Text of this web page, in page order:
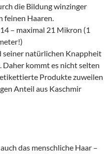
die Bildung winzinger
feinen Haaren.
– maximal 21 Mikron (1
seiner natürlichen Knappheit
Daher kommt es nicht selten
Produkte zuweilen
Anteil aus Kaschmir
das menschliche Haar –